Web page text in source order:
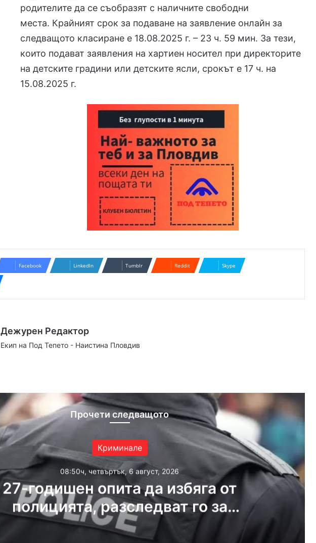
родителите да се съобразят с наличните свободни
места. Крайният срок за подаване на заявление онлайн за
следващото класиране е 18.08.2025 г. – 23 ч. 59 мин. За тези,
които подават заявления на хартиен носител при директорите
на детските градини или детските ясли, срокът е 17 ч. на
15.08.2025 г.
Facebook LinkedIn Tumblr Reddit Skype
Дежурен Редактор
Екип на Под Тепето - Наистина Пловдив
Прочети следващото
Криминале
08:50ч, четвъртък, 6 август, 2026
27-годишен опита да избяга от
полицията, разследват го за
дрога за над 14 000 евро